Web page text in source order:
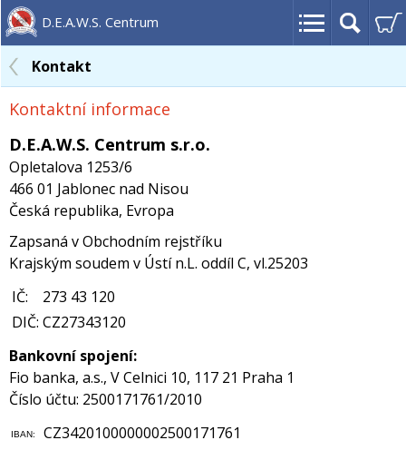
D.E.A.W.S. Centrum
Kontakt
Kontaktní informace
D.E.A.W.S. Centrum s.r.o.
Opletalova 1253/6
466 01 Jablonec nad Nisou
Česká republika, Evropa
Zapsaná v Obchodním rejstříku
Krajským soudem v Ústí n.L. oddíl C, vl.25203
IČ:
273 43 120
DIČ: CZ27343120
Bankovní spojení:
Fio banka, a.s., V Celnici 10, 117 21 Praha 1
Číslo účtu: 2500171761/2010
IBAN: CZ3420100000002500171761